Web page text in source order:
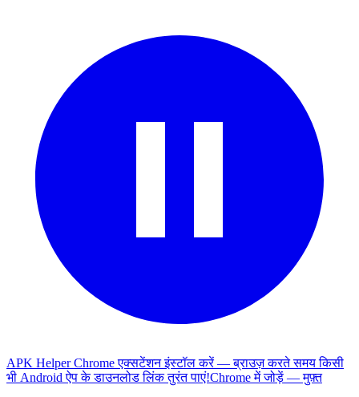
APK Helper Chrome एक्सटेंशन इंस्टॉल करें — ब्राउज़ करते समय किसी
भी Android ऐप के डाउनलोड लिंक तुरंत पाएं!Chrome में जोड़ें — मुफ़्त